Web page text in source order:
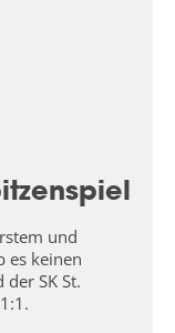
und
es keinen
der SK St.